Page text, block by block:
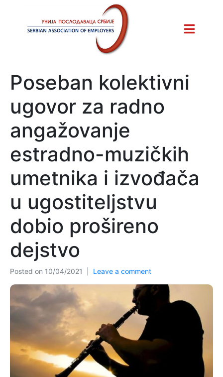
Poseban kolektivni
ugovor za radno
angažovanje
estradno-muzičkih
umetnika i izvođača
u ugostiteljstvu
dobio prošireno
dejstvo
Posted on 10/04/2021 Leave a comment